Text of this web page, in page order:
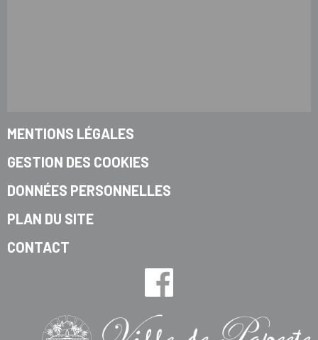
MENTIONS LÉGALES
GESTION DES COOKIES
DONNÉES PERSONNELLES
PLAN DU SITE
CONTACT